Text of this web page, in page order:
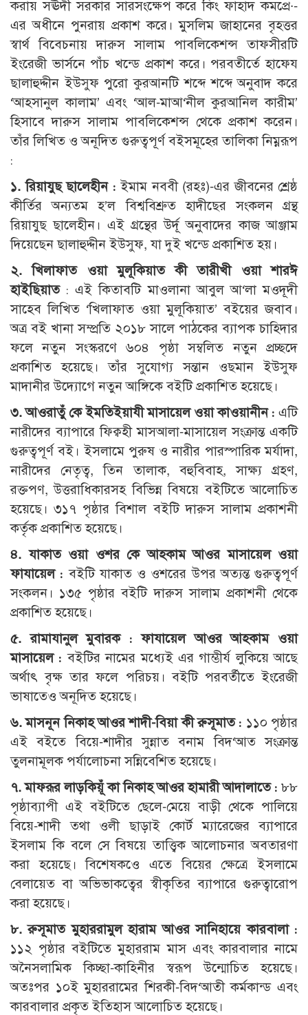
করায় সঊদী সরকার সারসংক্ষেপ করে কিং ফাহাদ কমপ্রে∙-
এর অধীনে পুনরায় প্রকাশ করে। মুসলিম জাহানের বৃহত্তর
স্বার্থ বিবেচনায় দারুস সালাম পাবলিকেশন্স তাফসীরটি
ইংরেজী ভার্সনে পাঁচ খন্ডে প্রকাশ করে। পরবতীর্তে হাফেয
ছালাহুদ্দীন ইউসুফ পুরো কুরআনটি শব্দে শব্দে অনুবাদ করে
‘আহসানুল কালাম’ এবং ‘আল-মাআ‘নীল কুরআনিল কারীম’
হিসাবে দারুস সালাম পাবলিকেশন্স থেকে প্রকাশ করেন।
তাঁর লিখিত ও অনূদিত গুরুত্বপূর্ণ বইসমূহের তালিকা নিম্নরূপ
:
১. রিয়াযুছ ছালেহীন : ইমাম নববী (রহঃ)-এর জীবনের শ্রেষ্ঠ
কীর্তির অন্যতম হ’ল বিশ্ববিশ্রুত হাদীছের সংকলন গ্রন্থ
রিয়াযুছ ছালেহীন। এই গ্রন্থের উর্দূ অনুবাদের কাজ আঞ্জাম
দিয়েছেন ছালাহুদ্দীন ইউসুফ, যা দুই খন্ডে প্রকাশিত হয়।
২. খিলাফাত ওয়া মুলূকিয়াত কী তারীখী ওয়া শারঈ
হাইছিয়াত: এই কিতাবটি মাওলানা আবুল আ‘লা মওদূদী
সাহেব লিখিত ‘খিলাফাত ওয়া মুলূকিয়াত’ বইয়ের জবাব।
অত্র বই খানা সম্প্রতি ২০১৮ সালে পাঠকের ব্যাপক চাহিদার
ফলে নতুন সংস্করণে ৬০৪ পৃষ্ঠা সম্বলিত নতুন প্রচ্ছদে
প্রকাশিত হয়েছে। তাঁর সুযোগ্য সন্তান ওছমান ইউসুফ
মাদানীর উদ্যোগে নতুন আঙ্গিকে বইটি প্রকাশিত হয়েছে।
৩. আওরাতুঁ কে ইমতিইয়াযী মাসায়েল ওয়া কাওয়ানীন : এটি
নারীদের ব্যাপারে ফিক্বহী মাসআলা-মাসায়েল সংক্রান্ত একটি
গুরুত্বপূর্ণ বই। ইসলামে পুরুষ ও নারীর পারস্পারিক মর্যাদা,
নারীদের নেতৃত্ব, তিন তালাক, বহুবিবাহ, সাক্ষ্য গ্রহণ,
রক্তপণ, উত্তরাধিকারসহ বিভিন্ন বিষয়ে বইটিতে আলোচিত
হয়েছে। ৩১৭ পৃষ্ঠার বিশাল বইটি দারুস সালাম প্রকাশনী
কর্তৃক প্রকাশিত হয়েছে।
৪. যাকাত ওয়া ওশর কে আহকাম আওর মাসায়েল ওয়া
ফাযায়েল : বইটি যাকাত ও ওশরের উপর অত্যন্ত গুরুত্বপূর্ণ
সংকলন। ১৩৫ পৃষ্ঠার বইটি দারুস সালাম প্রকাশনী থেকে
প্রকাশিত হয়েছে।
৫. রামাযানুল মুবারক : ফাযায়েল আওর আহকাম ওয়া
মাসায়েল : বইটির নামের মধ্যেই এর গাম্ভীর্য লুকিয়ে আছে
অর্থাৎ বৃক্ষ তার ফলে পরিচয়। বইটি পরবর্তীতে ইংরেজী
ভাষাতেও অনূদিত হয়েছে।
৬. মাসনূন নিকাহ আওর শাদী-বিয়া কী রুসূমাত : ১১০ পৃষ্ঠার
এই বইতে বিয়ে-শাদীর সুন্নাত বনাম বিদ‘আত সংক্রান্ত
তুলনামূলক পর্যালোচনা সন্নিবেশিত হয়েছে।
৭. মাফরূর লাড়কিয়ূঁ কা নিকাহ আওর হামারী আদালাতে : ৮৮
পৃষ্ঠাব্যাপী এই বইটিতে ছেলে-মেয়ে বাড়ী থেকে পালিয়ে
বিয়ে-শাদী তথা ওলী ছাড়াই কোর্ট ম্যারেজের ব্যাপারে
ইসলাম কি বলে সে বিষয়ে তাত্ত্বিক আলোচনার অবতারণা
করা হয়েছে। বিশেষকওে এতে বিয়ের ক্ষেত্রে ইসলামে
বেলায়েত বা অভিভাকত্বের স্বীকৃতির ব্যাপারে গুরুত্বারোপ
করা হয়েছে।
৮. রুসূমাত মুহাররামুল হারাম আওর সানিহায়ে কারবালা :
১১২ পৃষ্ঠার বইটিতে মুহাররাম মাস এবং কারবালার নামে
অনৈসলামিক কিচ্ছা-কাহিনীর স্বরূপ উন্মোচিত হয়েছে।
অতঃপর ১০ই মুহাররামের শিরকী-বিদ‘আতী কর্মকান্ড এবং
কারবালার প্রকৃত ইতিহাস আলোচিত হয়েছে।